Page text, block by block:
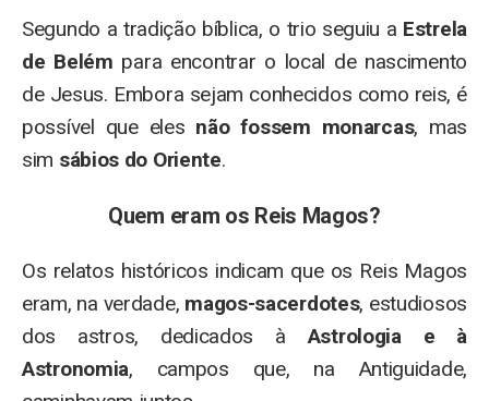
Segundo a tradição bíblica, o trio seguiu a Estrela
de Belém para encontrar o local de nascimento
de Jesus. Embora sejam conhecidos como reis, é
possível que eles não fossem monarcas, mas
sim sábios do Oriente.
Quem eram os Reis Magos?
Os relatos históricos indicam que os Reis Magos
eram, na verdade, magos-sacerdotes, estudiosos
dos astros, dedicados àAstrologia e à
Astronomia, campos que, na Antiguidade,